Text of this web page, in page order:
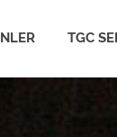
TGC